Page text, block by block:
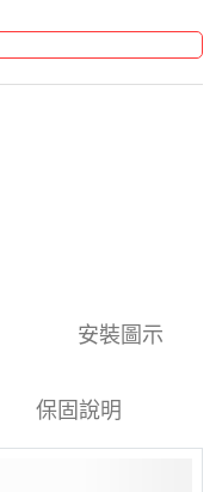
安裝圖示
保固說明